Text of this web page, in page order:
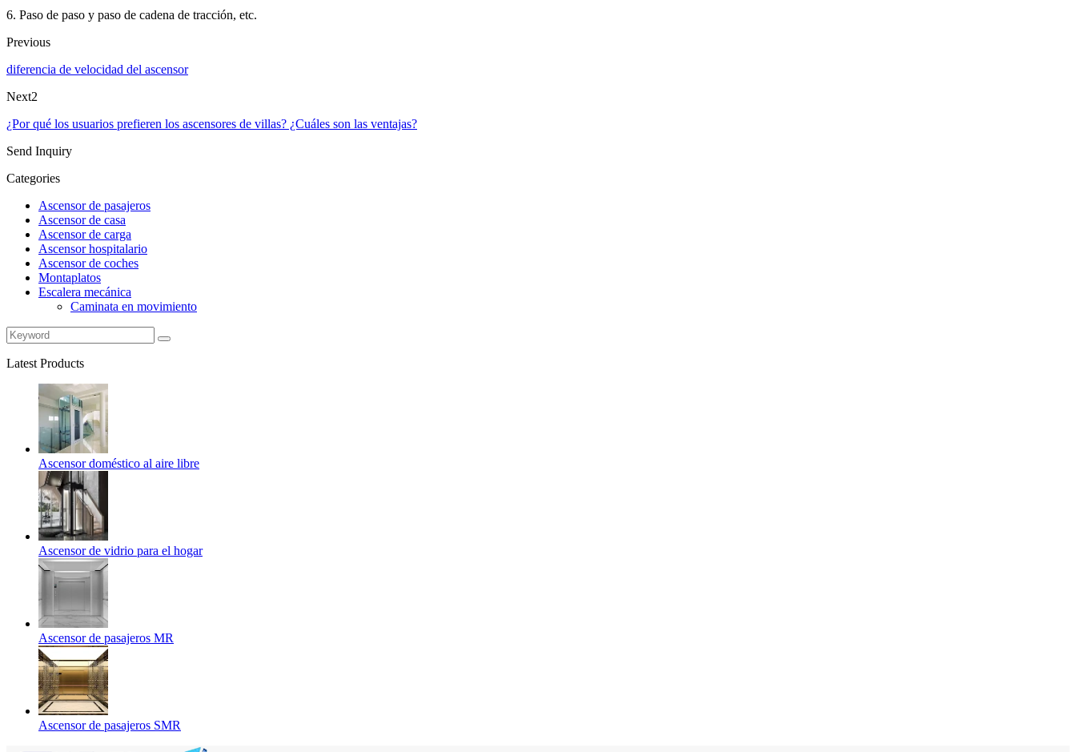
6. Paso de paso y paso de cadena de tracción, etc.
Previous
diferencia de velocidad del ascensor
Next2
¿Por qué los usuarios prefieren los ascensores de villas? ¿Cuáles son las ventajas?
Send Inquiry
Categories
Ascensor de pasajeros
Ascensor de casa
Ascensor de carga
Ascensor hospitalario
Ascensor de coches
Montaplatos
Escalera mecánica
Caminata en movimiento
Latest Products
Ascensor doméstico al aire libre
Ascensor de vidrio para el hogar
Ascensor de pasajeros MR
Ascensor de pasajeros SMR